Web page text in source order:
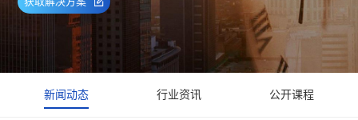
新闻动态 行业资讯 公开课程